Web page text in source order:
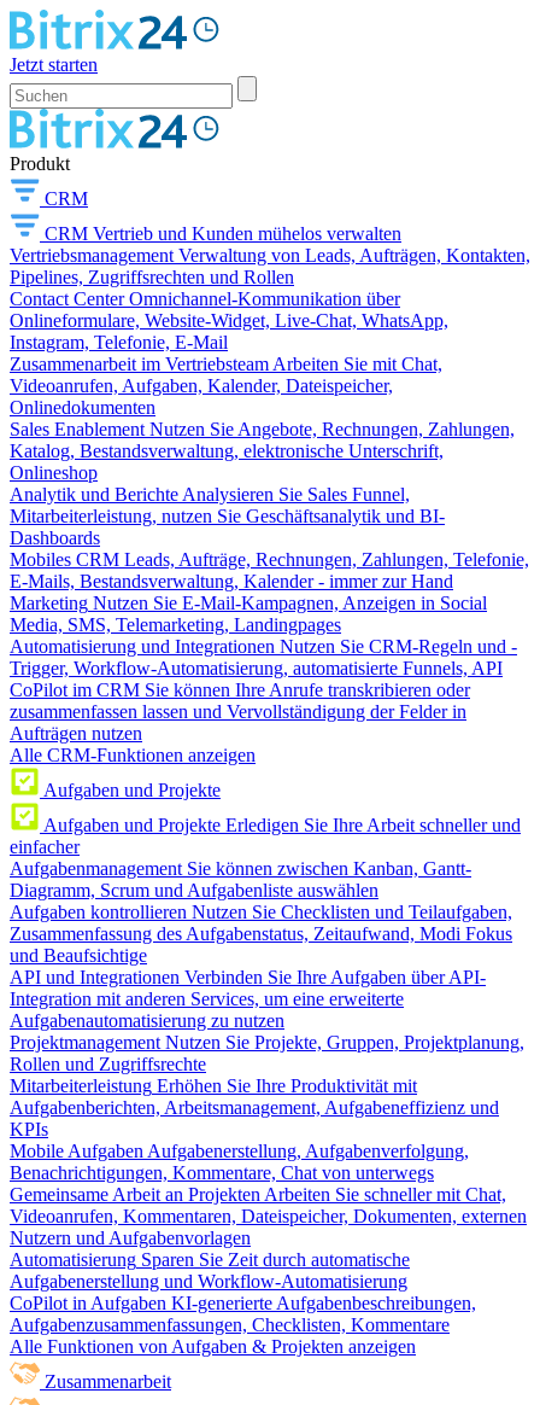
Jetzt starten
Produkt
CRM
CRM Vertrieb und Kunden mühelos verwalten
Vertriebsmanagement Verwaltung von Leads, Aufträgen, Kontakten,
Pipelines, Zugriffsrechten und Rollen
Contact Center Omnichannel-Kommunikation über
Onlineformulare, Website-Widget, Live-Chat, WhatsApp,
Instagram, Telefonie, E-Mail
Zusammenarbeit im Vertriebsteam Arbeiten Sie mit Chat,
Videoanrufen, Aufgaben, Kalender, Dateispeicher,
Onlinedokumenten
Sales Enablement Nutzen Sie Angebote, Rechnungen, Zahlungen,
Katalog, Bestandsverwaltung, elektronische Unterschrift,
Onlineshop
Analytik und Berichte Analysieren Sie Sales Funnel,
Mitarbeiterleistung, nutzen Sie Geschäftsanalytik und BI-
Dashboards
Mobiles CRM Leads, Aufträge, Rechnungen, Zahlungen, Telefonie,
E-Mails, Bestandsverwaltung, Kalender - immer zur Hand
Marketing Nutzen Sie E-Mail-Kampagnen, Anzeigen in Social
Media, SMS, Telemarketing, Landingpages
Automatisierung und Integrationen Nutzen Sie CRM-Regeln und -
Trigger, Workflow-Automatisierung, automatisierte Funnels, API
CoPilot im CRM Sie können Ihre Anrufe transkribieren oder
zusammenfassen lassen und Vervollständigung der Felder in
Aufträgen nutzen
Alle CRM-Funktionen anzeigen
Aufgaben und Projekte
Aufgaben und Projekte Erledigen Sie Ihre Arbeit schneller und
einfacher
Aufgabenmanagement Sie können zwischen Kanban, Gantt-
Diagramm, Scrum und Aufgabenliste auswählen
Aufgaben kontrollieren Nutzen Sie Checklisten und Teilaufgaben,
Zusammenfassung des Aufgabenstatus, Zeitaufwand, Modi Fokus
und Beaufsichtige
API und Integrationen Verbinden Sie Ihre Aufgaben über API-
Integration mit anderen Services, um eine erweiterte
Aufgabenautomatisierung zu nutzen
Projektmanagement Nutzen Sie Projekte, Gruppen, Projektplanung,
Rollen und Zugriffsrechte
Mitarbeiterleistung Erhöhen Sie Ihre Produktivität mit
Aufgabenberichten, Arbeitsmanagement, Aufgabeneffizienz und
KPIs
Mobile Aufgaben Aufgabenerstellung, Aufgabenverfolgung,
Benachrichtigungen, Kommentare, Chat von unterwegs
Gemeinsame Arbeit an Projekten Arbeiten Sie schneller mit Chat,
Videoanrufen, Kommentaren, Dateispeicher, Dokumenten, externen
Nutzern und Aufgabenvorlagen
Automatisierung Sparen Sie Zeit durch automatische
Aufgabenerstellung und Workflow-Automatisierung
CoPilot in Aufgaben KI-generierte Aufgabenbeschreibungen,
Aufgabenzusammenfassungen, Checklisten, Kommentare
Alle Funktionen von Aufgaben & Projekten anzeigen
Zusammenarbeit